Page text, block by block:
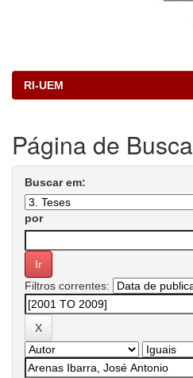
RI-UEM
Página de Busca
Buscar em:
por
Filtros correntes: